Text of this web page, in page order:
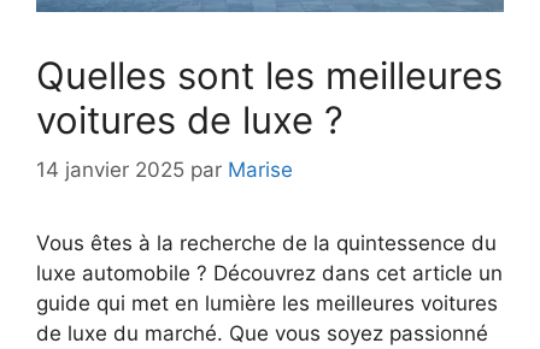
Quelles sont les meilleures
voitures de luxe ?
14 janvier 2025 par Marise
Vous êtes à la recherche de la quintessence du
luxe automobile ? Découvrez dans cet article un
guide qui met en lumière les meilleures voitures
de luxe du marché. Que vous soyez passionné